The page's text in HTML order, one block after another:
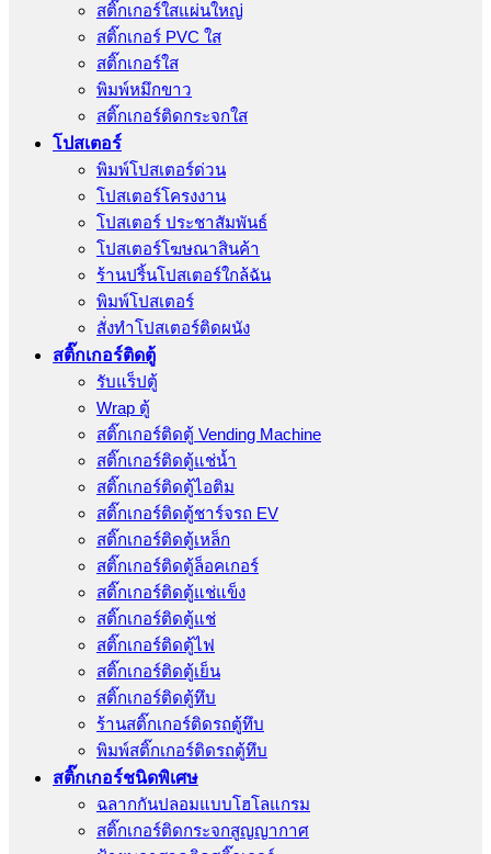
สติ๊กเกอร์ใสแผ่นใหญ่
สติ๊กเกอร์ PVC ใส
สติ๊กเกอร์ใส
พิมพ์หมึกขาว
สติ๊กเกอร์ติดกระจกใส
โปสเตอร์
พิมพ์โปสเตอร์ด่วน
โปสเตอร์โครงงาน
โปสเตอร์ ประชาสัมพันธ์
โปสเตอร์โฆษณาสินค้า
ร้านปริ้นโปสเตอร์ใกล้ฉัน
พิมพ์โปสเตอร์
สั่งทําโปสเตอร์ติดผนัง
สติ๊กเกอร์ติดตู้
รับแร็ปตู้
Wrap ตู้
สติ๊กเกอร์ติดตู้ Vending Machine
สติ๊กเกอร์ติดตู้แช่น้ำ
สติ๊กเกอร์ติดตู้ไอติม
สติ๊กเกอร์ติดตู้ชาร์จรถ EV
สติ๊กเกอร์ติดตู้เหล็ก
สติ๊กเกอร์ติดตู้ล็อคเกอร์
สติ๊กเกอร์ติดตู้แช่แข็ง
สติ๊กเกอร์ติดตู้แช่
สติ๊กเกอร์ติดตู้ไฟ
สติ๊กเกอร์ติดตู้เย็น
สติ๊กเกอร์ติดตู้ทึบ
ร้านสติ๊กเกอร์ติดรถตู้ทึบ
พิมพ์สติ๊กเกอร์ติดรถตู้ทึบ
สติ๊กเกอร์ชนิดพิเศษ
ฉลากกันปลอมแบบโฮโลแกรม
สติ๊กเกอร์ติดกระจกสูญญากาศ